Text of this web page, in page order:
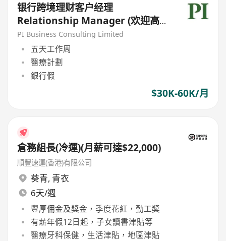
银行跨境理财客户经理
Relationship Manager (欢迎高
才/优才/IANG/受养人;可转正/续
签）
PI Business Consulting Limited
五天工作周
醫療計劃
銀行假
$30K-60K/月
倉務組長(冷運)(月薪可達$22,000)
順豐速運(香港)有限公司
葵青, 青衣
6天/週
豐厚佣金及獎金，季度花紅，勤工獎
有薪年假12日起，子女讀書津貼等
醫療牙科保健，生活津貼，地區津貼